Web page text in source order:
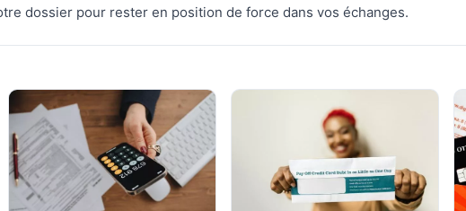
dossier pour rester en position de force dans vos échanges.